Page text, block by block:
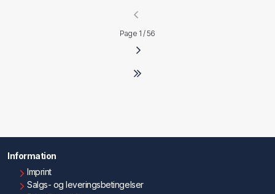
Page 1 / 56
Information
Imprint
Salgs- og leveringsbetingelser